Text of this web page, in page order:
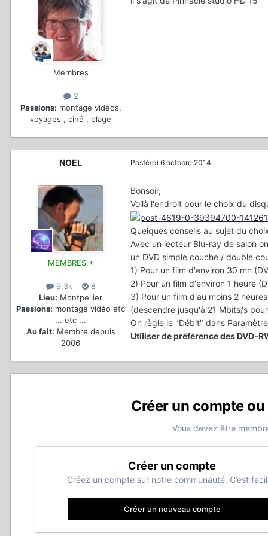
Membres
2
Passions: montage vidéos,
voyages , ciné , plage
NOEL
MEMBRES +
9,3k
8
Lieu: Montpellier
Passions: montage vidéo etc
... etc ...
Au fait: Membre depuis
2006
Posté(e) 6 octobre 2014
Bonsoir,
Voilà l'endroit pour le choix du
Quelques conseils au sujet du
Avec un lecteur Blu-ray de salon
un DVD simple couche / double
1) Pour un film d'environ 30 mn
2) Pour un film d'environ 1 heure
3) Pour un film d'au moins 2
(descendre jusqu'à 21 Mbits/s
On règle le "Débit" dans
Utiliser de préférence des DVD-
Créer un compte
Vous devez être
Créer un compte
Créez un compte sur notre communauté. C’est
Créer un nouveau compte